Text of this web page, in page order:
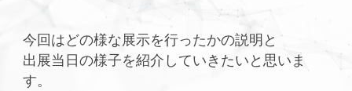
今回はどの様な展示を行ったかの説明と
出展当日の様子を紹介していきたいと思いま
す。